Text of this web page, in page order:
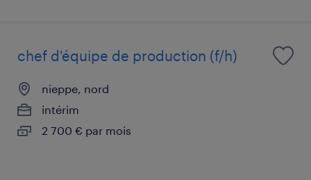
chef d'équipe de production (f/h)
nieppe, nord
intérim
2 700 € par mois